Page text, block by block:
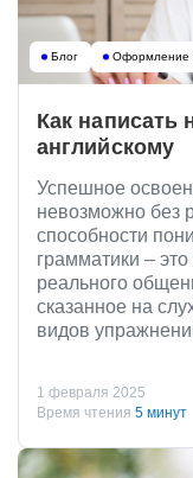
Блог Оформление
Как написать
английскому
Успешное
невозможно без
способности
грамматики –
реального
сказанное на
видов
1 февраля 2025
Время чтения 5 минут